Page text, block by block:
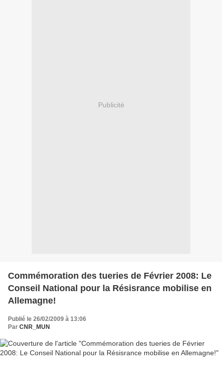
Publicité
Commémoration des tueries de Février 2008: Le
Conseil National pour la Résisrance mobilise en
Allemagne!
Publié le 26/02/2009 à 13:06
Par CNR_MUN